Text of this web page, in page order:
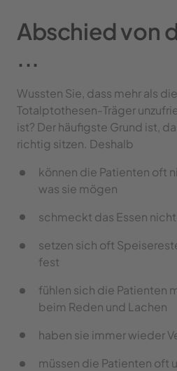
Abschied von
...
Wussten Sie, dass mehr als
Totalptothesen-Träger
ist? Der häufigste Grund ist,
richtig sitzen. Deshalb
können die Patienten oft
was sie mögen
schmeckt das Essen
setzen sich oft
fest
fühlen sich die Patienten
beim Reden und Lachen
haben sie immer wieder
müssen die Patienten oft